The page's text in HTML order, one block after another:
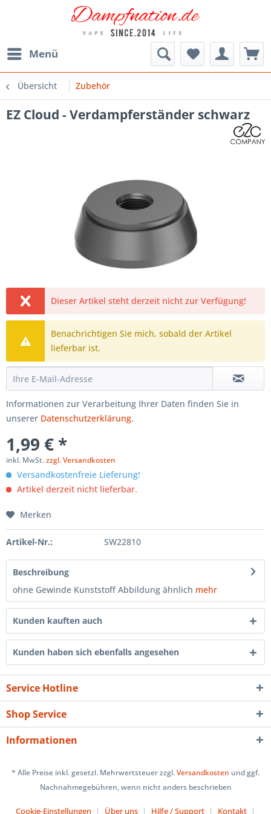
Menü
Übersicht Zubehör
EZ Cloud - Verdampferständer schwarz
Dieser Artikel steht derzeit nicht zur Verfügung!
Benachrichtigen Sie mich, sobald der Artikel
lieferbar ist.
Informationen zur Verarbeitung Ihrer Daten finden Sie in
unserer Datenschutzerklärung.
1,99 € *
inkl. MwSt.zzgl. Versandkosten
Versandkostenfreie Lieferung!
Artikel derzeit nicht lieferbar.
Merken
Artikel-Nr.: SW22810
Beschreibung
ohne Gewinde Kunststoff Abbildung ähnlich mehr
Kunden kauften auch
Kunden haben sich ebenfalls angesehen
Service Hotline
Shop Service
Informationen
* Alle Preise inkl. gesetzl. Mehrwertsteuer zzgl.Versandkosten und ggf.
Nachnahmegebühren, wenn nicht anders beschrieben
Cookie-Einstellungen Über uns Hilfe / Support Kontakt